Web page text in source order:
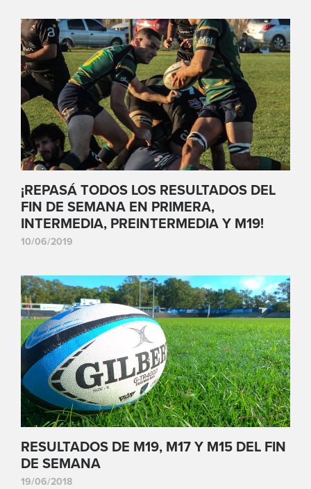
¡REPASÁ TODOS LOS RESULTADOS DEL
FIN DE SEMANA EN PRIMERA,
INTERMEDIA, PREINTERMEDIA Y M19!
10/06/2019
RESULTADOS DE M19, M17 Y M15 DEL FIN
DE SEMANA
19/06/2018